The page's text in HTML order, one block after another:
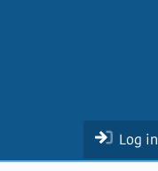
Log in